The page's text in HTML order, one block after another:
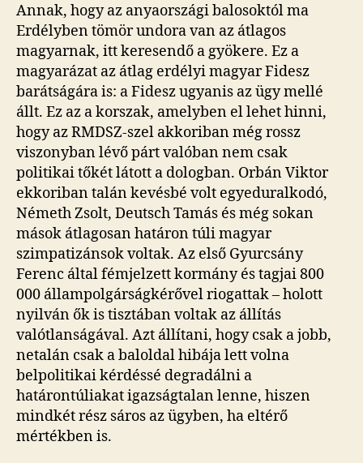
Annak, hogy az anyaországi balosoktól ma
Erdélyben tömör undora van az átlagos
magyarnak, itt keresendő a gyökere. Ez a
magyarázat az átlag erdélyi magyar Fidesz
barátságára is: a Fidesz ugyanis az ügy mellé
állt. Ez az a korszak, amelyben el lehet hinni,
hogy az RMDSZ-szel akkoriban még rossz
viszonyban lévő párt valóban nem csak
politikai tőkét látott a dologban. Orbán Viktor
ekkoriban talán kevésbé volt egyeduralkodó,
Németh Zsolt, Deutsch Tamás és még sokan
mások átlagosan határon túli magyar
szimpatizánsok voltak. Az első Gyurcsány
Ferenc által fémjelzett kormány és tagjai 800
000 állampolgárságkérővel riogattak – holott
nyilván ők is tisztában voltak az állítás
valótlanságával. Azt állítani, hogy csak a jobb,
netalán csak a baloldal hibája lett volna
belpolitikai kérdéssé degradálni a
határontúliakat igazságtalan lenne, hiszen
mindkét rész sáros az ügyben, ha eltérő
mértékben is.